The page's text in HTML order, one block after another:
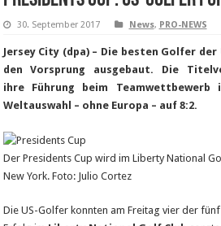
30. September 2017 News, PRO-NEWS
Jersey City (dpa) – Die besten Golfer
den Vorsprung ausgebaut. Die
ihre Führung beim
Weltauswahl – ohne Europa – auf 8:2.
Der Presidents Cup wird im Liberty National
New York. Foto: Julio Cortez
Die US-Golfer konnten am Freitag vier der